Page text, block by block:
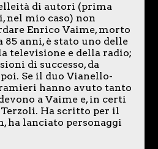
di autori (prima
nel mio caso) non
Enrico Vaime, morto
85 anni, è stato uno delle
televisione e della radio;
di successo, da
Se il duo Vianello-
hanno avuto tanto
a Vaime e, in certi
Ha scritto per il
ha lanciato personaggi